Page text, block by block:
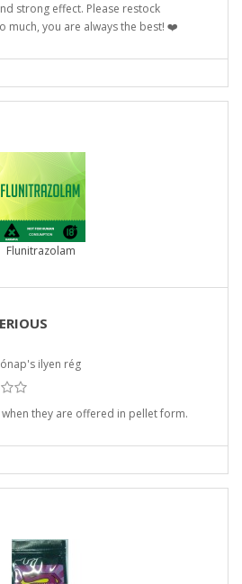
strong effect. Please restock
much, you are always the best! ❤️
Flunitrazolam
ilyen rég
they are offered in pellet form.